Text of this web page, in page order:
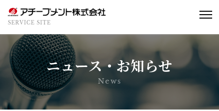
SERVICE SITE
ニュース・お知らせ
News